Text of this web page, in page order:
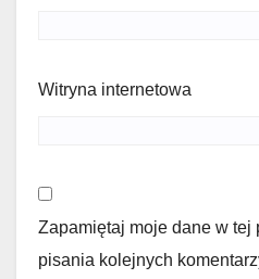
Witryna internetowa
Zapamiętaj moje dane w tej
pisania kolejnych